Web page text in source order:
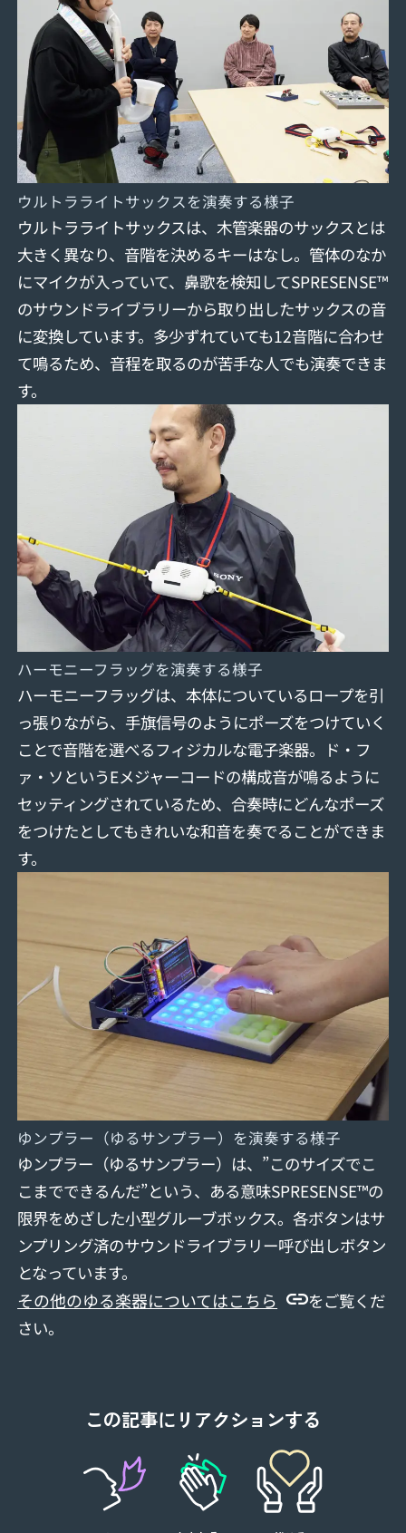
ウルトラライトサックスを演奏する様子
ウルトラライトサックスは、木管楽器のサックスとは
大きく異なり、音階を決めるキーはなし。管体のなか
にマイクが入っていて、鼻歌を検知してSPRESENSE™
のサウンドライブラリーから取り出したサックスの音
に変換しています。多少ずれていても12音階に合わせ
て鳴るため、音程を取るのが苦手な人でも演奏できま
す。
ハーモニーフラッグを演奏する様子
ハーモニーフラッグは、本体についているロープを引
っ張りながら、手旗信号のようにポーズをつけていく
ことで音階を選べるフィジカルな電子楽器。ド・フ
ァ・ソというEメジャーコードの構成音が鳴るように
セッティングされているため、合奏時にどんなポーズ
をつけたとしてもきれいな和音を奏でることができま
す。
ゆンプラー（ゆるサンプラー）を演奏する様子
ゆンプラー（ゆるサンプラー）は、”このサイズでこ
こまでできるんだ”という、ある意味SPRESENSE™の
限界をめざした小型グルーブボックス。各ボタンはサ
ンプリング済のサウンドライブラリー呼び出しボタン
となっています。
その他のゆる楽器についてはこちら
をご覧くだ
さい。
この記事にリアクションする